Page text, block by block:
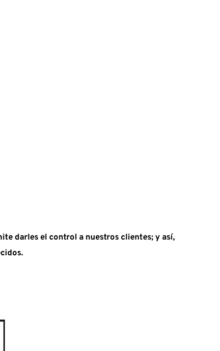
darles el control a nuestros clientes; y así,